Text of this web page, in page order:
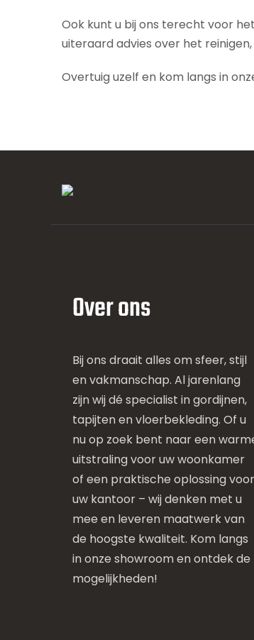
Ook kunt u bij ons terecht voor
uiteraard advies over het
Overtuig uzelf en kom langs in
Over ons
Bij ons draait alles om sfeer, stijl
en vakmanschap. Al jarenlang
zijn wij dé specialist in gordijnen,
tapijten en vloerbekleding. Of u
nu op zoek bent naar een
uitstraling voor uw woonkamer
of een praktische oplossing voor
uw kantoor – wij denken met u
mee en leveren maatwerk van
de hoogste kwaliteit. Kom langs
in onze showroom en ontdek de
mogelijkheden!